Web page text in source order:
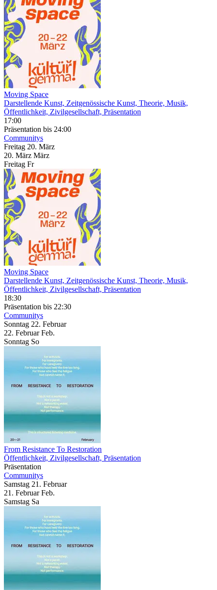
Moving Space
Darstellende Kunst, Zeitgenössische Kunst, Theorie, Musik,
Öffentlichkeit, Zivilgesellschaft, Präsentation
17:00
Präsentation bis 24:00
Communitys
Freitag 20. März
20. März März
Freitag Fr
Moving Space
Darstellende Kunst, Zeitgenössische Kunst, Theorie, Musik,
Öffentlichkeit, Zivilgesellschaft, Präsentation
18:30
Präsentation bis 22:30
Communitys
Sonntag 22. Februar
22. Februar Feb.
Sonntag So
From Resistance To Restoration
Öffentlichkeit, Zivilgesellschaft, Präsentation
Präsentation
Communitys
Samstag 21. Februar
21. Februar Feb.
Samstag Sa